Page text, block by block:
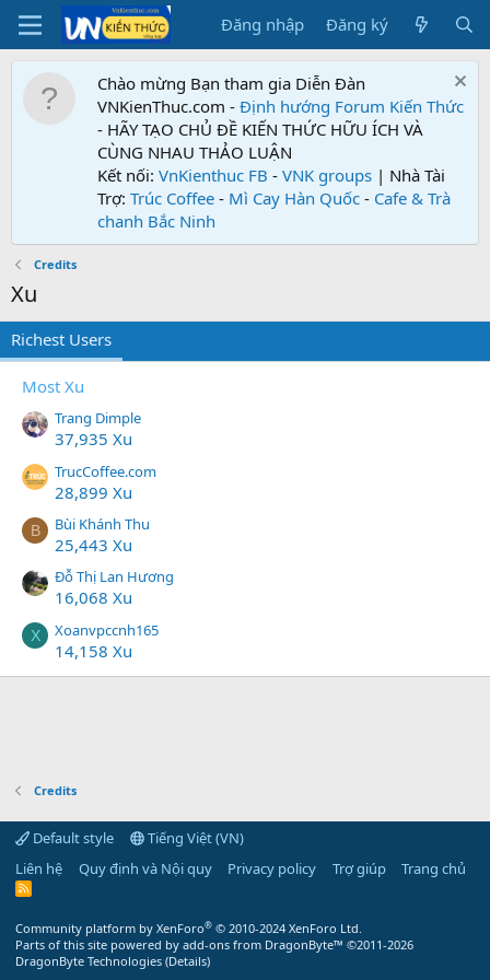
Đăng nhập Đăng ký
Chào mừng Bạn tham gia Diễn Đàn
VNKienThuc.com - Định hướng Forum Kiến Thức
- HÃY TẠO CHỦ ĐỀ KIẾN THỨC HỮU ÍCH VÀ
CÙNG NHAU THẢO LUẬN
Kết nối: VnKienthuc FB - VNK groups | Nhà Tài
Trợ: Trúc Coffee - Mì Cay Hàn Quốc - Cafe & Trà
chanh Bắc Ninh
Credits
Xu
Richest Users
Most Xu
Trang Dimple
37,935 Xu
TrucCoffee.com
28,899 Xu
B Bùi Khánh Thu
25,443 Xu
Đỗ Thị Lan Hương
16,068 Xu
X Xoanvpccnh165
14,158 Xu
Credits
Default style
Tiếng Việt (VN)
Liên hệ
Quy định và Nội quy Privacy policy Trợ giúp Trang chủ
R
Community platform by XenForo® © 2010-2024 XenForo Ltd.
Parts of this site powered by add-ons from DragonByte™ ©2011-2026
DragonByte Technologies (Details)